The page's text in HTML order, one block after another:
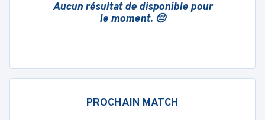
Aucun résultat de disponible pour
le moment. 😔
PROCHAIN MATCH